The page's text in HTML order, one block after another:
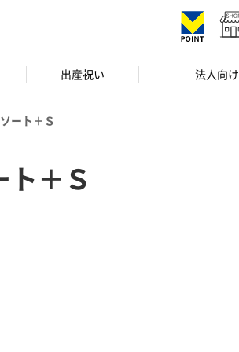
出産祝い 法人向け
ート＋Ｓ
ト＋Ｓ